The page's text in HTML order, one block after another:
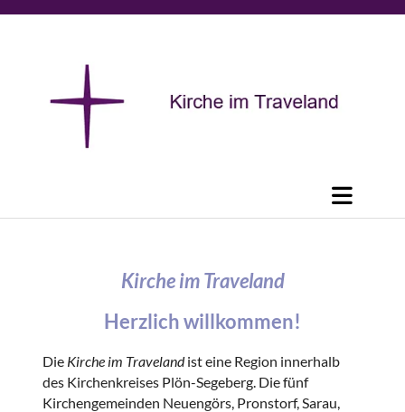
Kirche im Traveland
Herzlich willkommen!
Die Kirche im Travelandist eine Region innerhalb
des Kirchenkreises Plön-Segeberg. Die fünf
Kirchengemeinden Neuengörs, Pronstorf, Sarau,